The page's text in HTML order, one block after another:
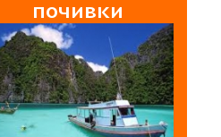
почивки